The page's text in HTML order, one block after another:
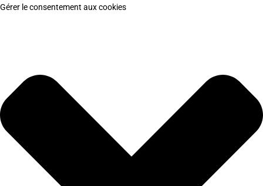
Gérer le consentement aux cookies